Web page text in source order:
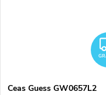
Ceas Guess GW0657L2